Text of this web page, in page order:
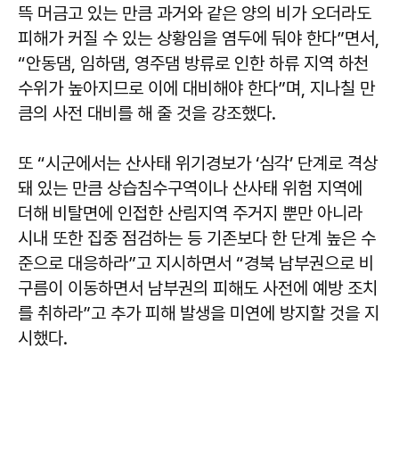
뜩 머금고 있는 만큼 과거와 같은 양의 비가 오더라도
피해가 커질 수 있는 상황임을 염두에 둬야 한다”면서,
“안동댐, 임하댐, 영주댐 방류로 인한 하류 지역 하천
수위가 높아지므로 이에 대비해야 한다”며, 지나칠 만
큼의 사전 대비를 해 줄 것을 강조했다.
또 “시군에서는 산사태 위기경보가 ‘심각’ 단계로 격상
돼 있는 만큼 상습침수구역이나 산사태 위험 지역에
더해 비탈면에 인접한 산림지역 주거지 뿐만 아니라
시내 또한 집중 점검하는 등 기존보다 한 단계 높은 수
준으로 대응하라”고 지시하면서 “경북 남부권으로 비
구름이 이동하면서 남부권의 피해도 사전에 예방 조치
를 취하라”고 추가 피해 발생을 미연에 방지할 것을 지
시했다.